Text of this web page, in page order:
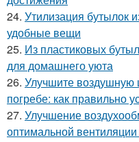
24. Утилизация бутылок
удобные вещи
25. Из пластиковых
для домашнего уюта
26. Улучшите воздушную
погребе: как правильно
27. Улучшение
оптимальной